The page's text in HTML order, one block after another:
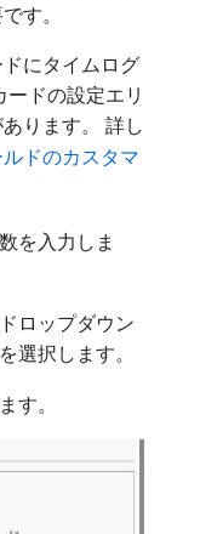
す。
にタイムログ
ドの設定エリ
ります。 詳し
ドのカスタマ
を入力しま
ロップダウン
選択します。
す。